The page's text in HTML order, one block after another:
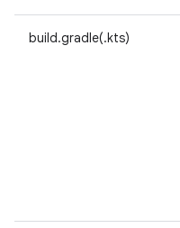
build.gradle(.kts)